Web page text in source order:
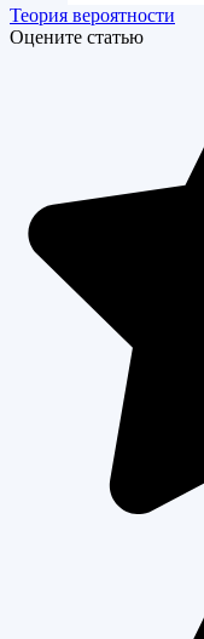
Теория вероятности
Оцените статью